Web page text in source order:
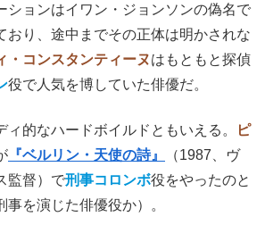
ションはイワン・ジョンソンの偽名で
おり、途中までその正体は明かされな
・コンスタンティーヌはもともと探偵
役で人気を博していた俳優だ。
ィ的なハードボイルドともいえる。
ピ
『ベルリン・天使の詩』
（1987、ヴ
監督）で刑事コロンボ役をやったのと
を演じた俳優役か）。